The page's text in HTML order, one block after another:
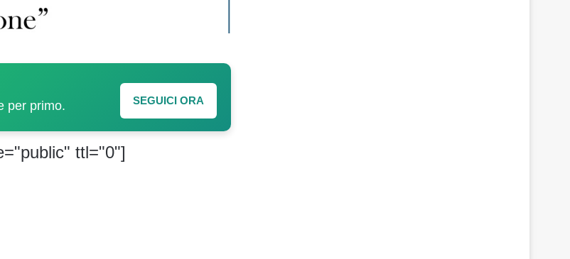
per primo.
SEGUICI ORA
ttl="0"]